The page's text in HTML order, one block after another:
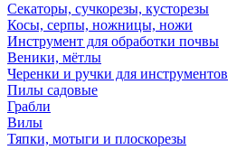
Секаторы, сучкорезы, кусторезы
Косы, серпы, ножницы, ножи
Инструмент для обработки почвы
Веники, мётлы
Черенки и ручки для инструментов
Пилы садовые
Грабли
Вилы
Тяпки, мотыги и плоскорезы